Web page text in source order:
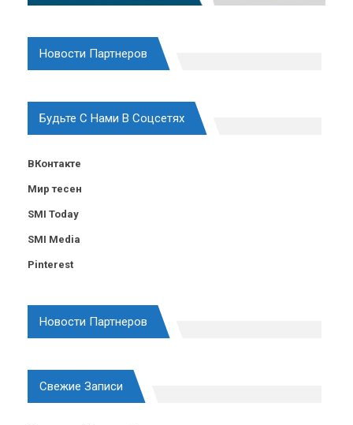
Новости Партнеров
Будьте С Нами В Соцсетях
ВКонтакте
Мир тесен
SMI Today
SMI Media
Pinterest
Новости Партнеров
Свежие Записи